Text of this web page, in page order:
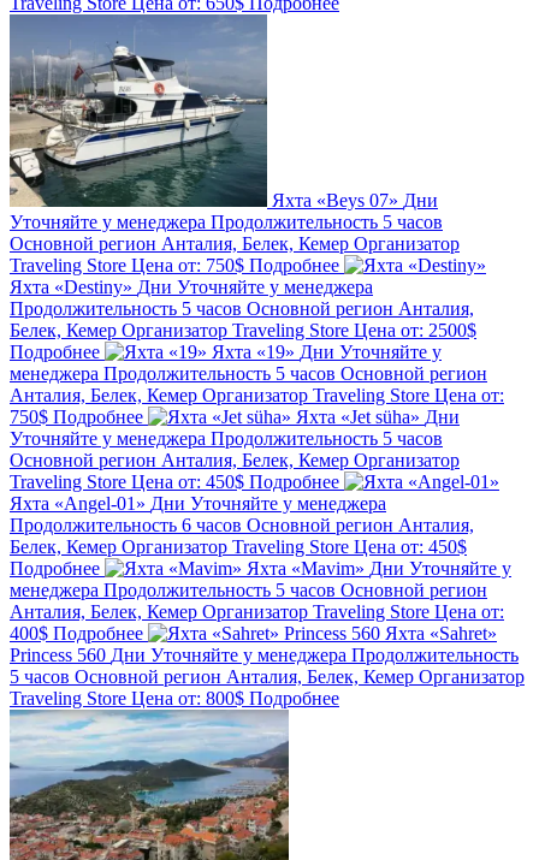
Яхта «Beys 07» Дни
Уточняйте у менеджера Продолжительность 5 часов
Основной регион Анталия, Белек, Кемер Организатор
Traveling Store Цена от: 750$ Подробнее
Яхта «Destiny» Дни Уточняйте у менеджера
Продолжительность 5 часов Основной регион Анталия,
Белек, Кемер Организатор Traveling Store Цена от: 2500$
Подробнее
Яхта «19» Дни Уточняйте у
менеджера Продолжительность 5 часов Основной регион
Анталия, Белек, Кемер Организатор Traveling Store Цена от:
750$ Подробнее Яхта «Jet süha» Дни
Уточняйте у менеджера Продолжительность 5 часов
Основной регион Анталия, Белек, Кемер Организатор
Traveling Store Цена от: 450$ Подробнее
Яхта «Angel-01» Дни Уточняйте у менеджера
Продолжительность 6 часов Основной регион Анталия,
Белек, Кемер Организатор Traveling Store Цена от: 450$
Подробнее
Яхта «Mavim» Дни Уточняйте у
менеджера Продолжительность 5 часов Основной регион
Анталия, Белек, Кемер Организатор Traveling Store Цена от:
400$ Подробнее
Яхта «Sahret»
Princess 560 Дни Уточняйте у менеджера Продолжительность
5 часов Основной регион Анталия, Белек, Кемер Организатор
Traveling Store Цена от: 800$ Подробнее